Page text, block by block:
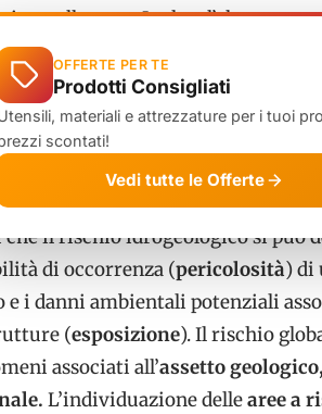
in quelle zone. Inoltre l’altra causa
parte dall’inquinamento
causando danni ingenti e
rischio idrogeologico
il rischio idrogeologico si può
di occorrenza (pericolosità) di
i danni ambientali potenziali
(esposizione). Il rischio
associati all’assetto
L’individuazione dellearee a
OFFERTE PER TE
Prodotti Consigliati
materiali e attrezzature per i tuoi
scontati!
Vedi tutte le Offerte